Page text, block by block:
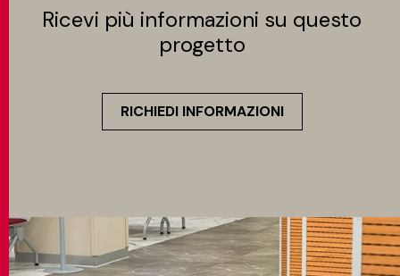
Ricevi più informazioni su questo
progetto
RICHIEDI INFORMAZIONI